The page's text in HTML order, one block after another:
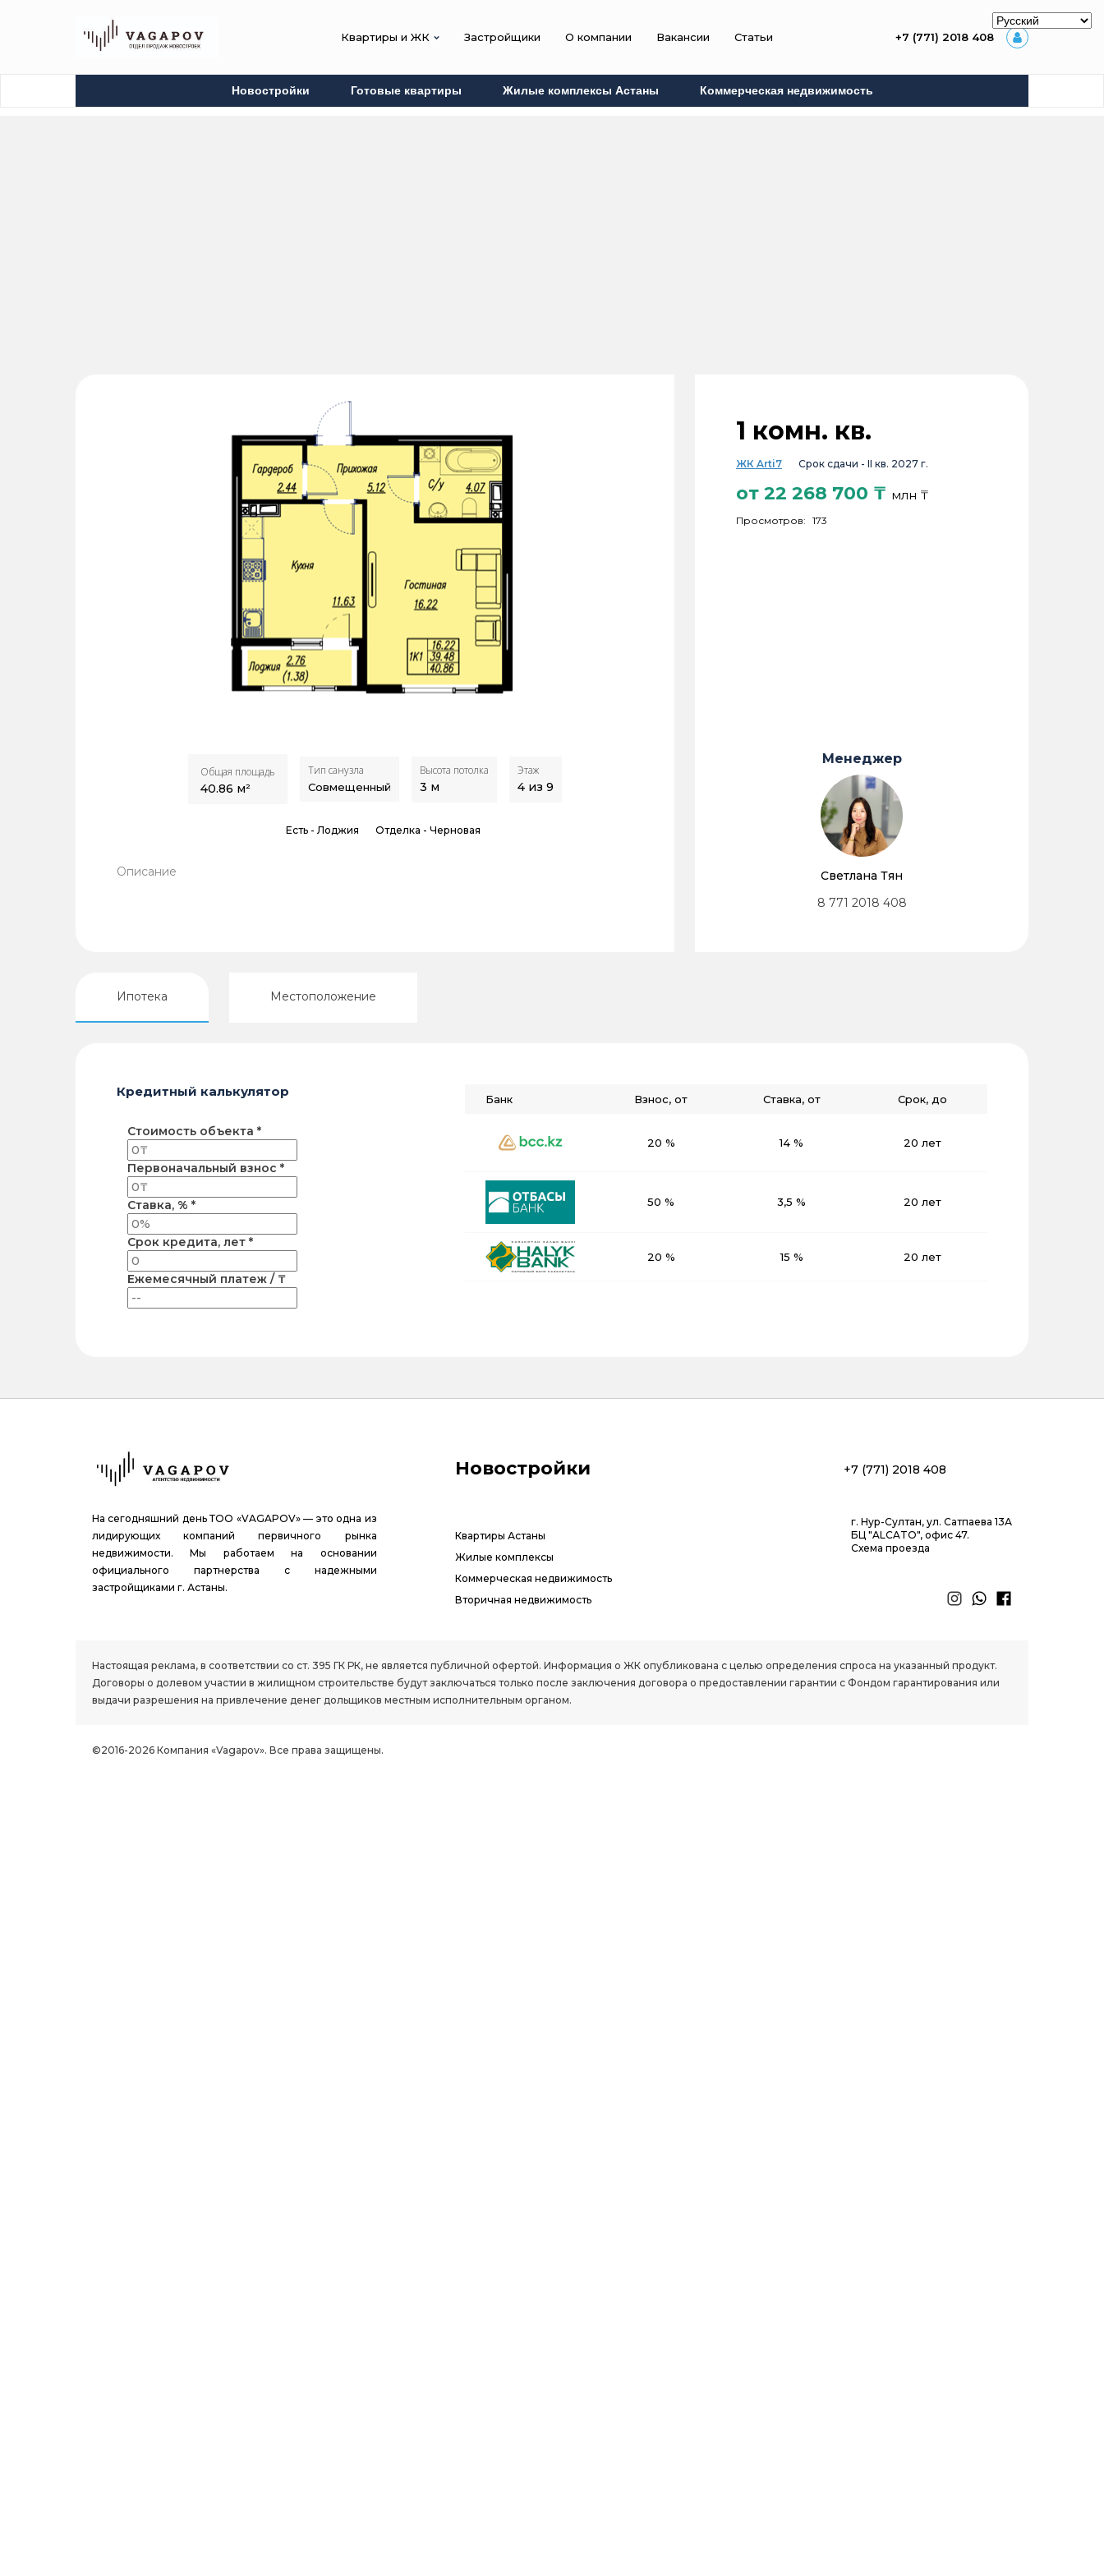
Квартиры и ЖК Застройщики О компании Вакансии Статьи +7 (771) 2018 408
Новостройки Готовые квартиры Жилые комплексы Астаны Коммерческая недвижимость
Общая площадь
40.86 м²
Тип санузла
Совмещенный
Высота потолка
3 м
Этаж
4 из 9
Есть -Лоджия Отделка - Черновая
Описание
1 комн. кв.
ЖК Arti7 Срок сдачи - II кв. 2027 г.
от 22 268 700 ₸ млн ₸
Просмотров: 173
Менеджер
Светлана Тян
8 771 2018 408
Ипотека Местоположение
Кредитный калькулятор
Стоимость объекта *
Первоначальный взнос *
Ставка, % *
Срок кредита, лет *
Ежемесячный платеж / ₸
Банк Взнос, от Ставка, от Срок, до
20 % 14 % 20 лет
50 % 3,5 % 20 лет
20 % 15 % 20 лет
На сегодняшний день ТОО «VAGAPOV» — это одна из
лидирующих компаний первичного рынка
недвижимости. Мы работаем на основании
официального партнерства с надежными
застройщиками г. Астаны.
Новостройки
Квартиры Астаны
Жилые комплексы
Коммерческая недвижимость
Вторичная недвижимость
+7 (771) 2018 408
г. Нур-Султан, ул. Сатпаева 13А
БЦ "ALCATO", офис 47.
Схема проезда
Настоящая реклама, в соответствии со ст. 395 ГК РК, не является публичной офертой. Информация о ЖК опубликована с целью определения спроса на указанный продукт.
Договоры о долевом участии в жилищном строительстве будут заключаться только после заключения договора о предоставлении гарантии с Фондом гарантирования или
выдачи разрешения на привлечение денег дольщиков местным исполнительным органом.
©2016-2026 Компания «Vagapov». Все права защищены.